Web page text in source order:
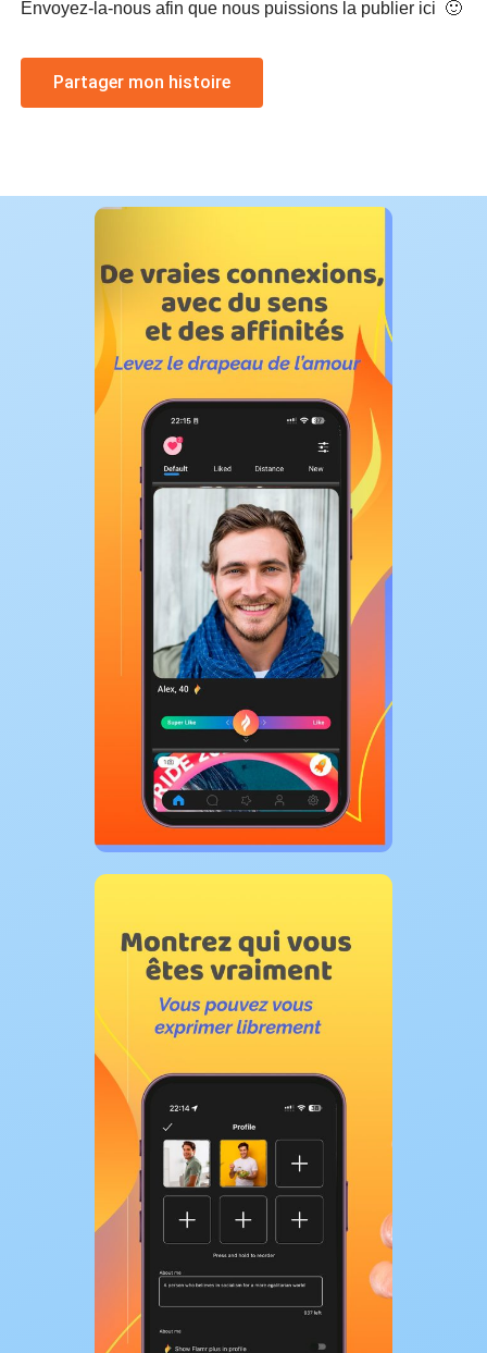
Envoyez-la-nous afin que nous puissions la publier ici 🙂
Partager mon histoire